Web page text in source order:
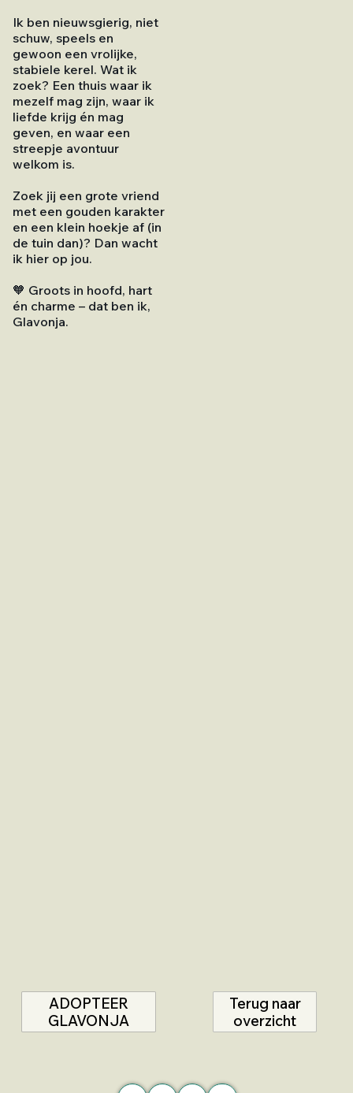
Ik ben nieuwsgierig, niet
schuw, speels en
gewoon een vrolijke,
stabiele kerel. Wat ik
zoek? Een thuis waar ik
mezelf mag zijn, waar ik
liefde krijg én mag
geven, en waar een
streepje avontuur
welkom is.
Zoek jij een grote vriend
met een gouden karakter
en een klein hoekje af (in
de tuin dan)? Dan wacht
ik hier op jou.
🧡 Groots in hoofd, hart
én charme – dat ben ik,
Glavonja.
ADOPTEER
GLAVONJA
Terug naar
overzicht